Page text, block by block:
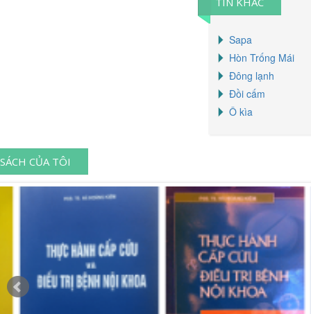
Sapa
Hòn Trống Mái
Đông lạnh
Đồi cấm
Ô kìa
SÁCH CỦA TÔI